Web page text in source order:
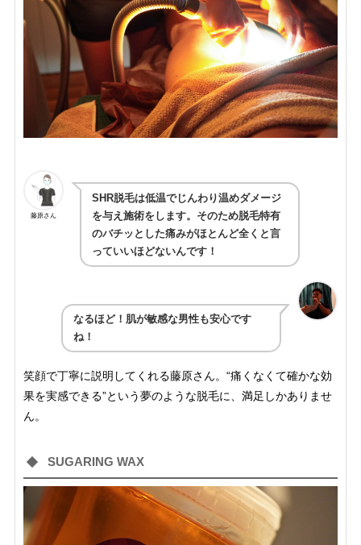
藤原さん
SHR脱毛は低温でじんわり温めダメージ
を与え施術をします。そのため脱毛特有
のバチッとした痛みがほとんど全くと言
っていいほどないんです！
なるほど！肌が敏感な男性も安心です
ね！
笑顔で丁寧に説明してくれる藤原さん。“痛くなくて確かな効
果を実感できる”という夢のような脱毛に、満足しかありませ
ん。
SUGARING WAX